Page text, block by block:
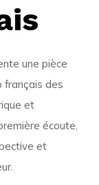
une pièce
français des
et
écoute,
et